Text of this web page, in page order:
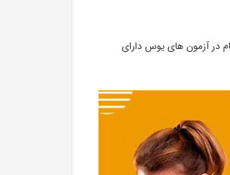
در آزمون های یوس دارای